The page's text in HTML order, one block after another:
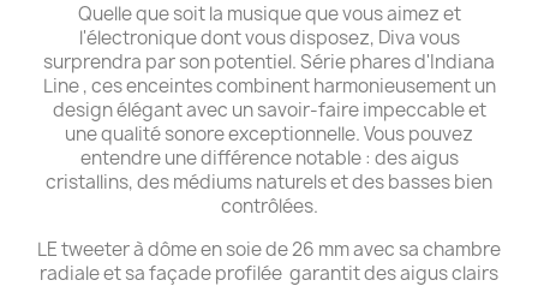
Quelle que soit la musique que vous aimez et
l'électronique dont vous disposez, Diva vous
surprendra par son potentiel. Série phares d'Indiana
Line , ces enceintes combinent harmonieusement un
design élégant avec un savoir-faire impeccable et
une qualité sonore exceptionnelle. Vous pouvez
entendre une différence notable : des aigus
cristallins, des médiums naturels et des basses bien
contrôlées.
LE tweeter à dôme en soie de 26 mm avec sa chambre
radiale et sa façade profilée garantit des aigus clairs